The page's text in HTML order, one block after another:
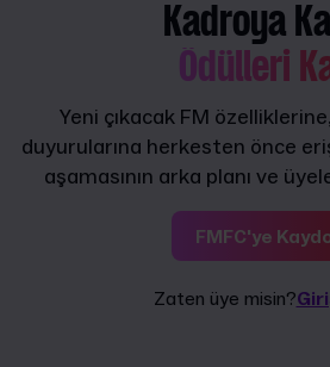
Kadroya
Ödülleri
Yeni çıkacak FM
duyurularına herkesten önce
aşamasının arka planı ve
FMFC'ye
Zaten üye misin?